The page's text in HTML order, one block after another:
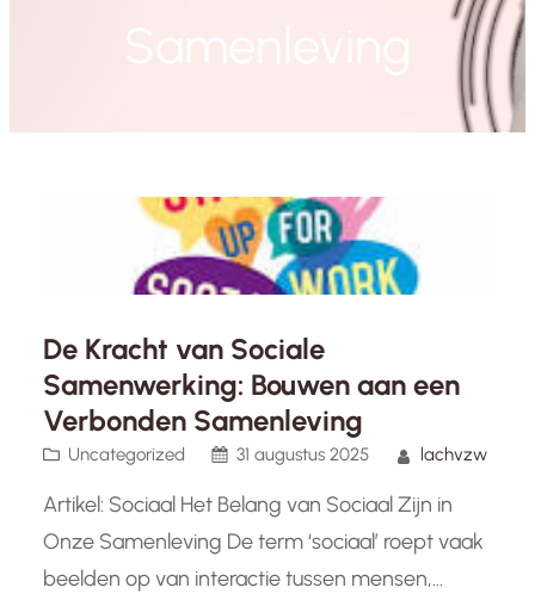
De Kracht van Sociale
Samenwerking: Bouwen aan een
Verbonden Samenleving
Uncategorized 31 augustus 2025 lachvzw
Artikel: Sociaal Het Belang van Sociaal Zijn in
Onze Samenleving De term ‘sociaal’ roept vaak
beelden op van interactie tussen mensen,